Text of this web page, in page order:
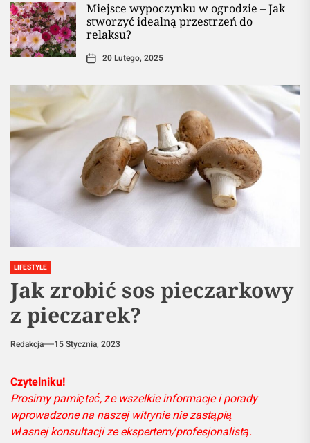
Miejsce wypoczynku w ogrodzie – Jak
stworzyć idealną przestrzeń do
relaksu?
20 Lutego, 2025
LIFESTYLE
Jak zrobić sos pieczarkowy
z pieczarek?
Redakcja 15 Stycznia, 2023
Czytelniku!
Prosimy pamiętać, że wszelkie informacje i porady
wprowadzone na naszej witrynie nie zastąpią
własnej konsultacji ze ekspertem/profesjonalistą.